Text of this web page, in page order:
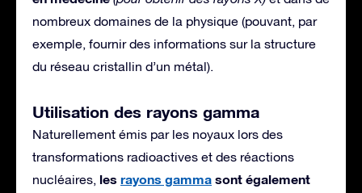
nombreux domaines de la physique (pouvant, par
exemple, fournir des informations sur la structure
du réseau cristallin d’un métal).
Utilisation des rayons gamma
Naturellement émis par les noyaux lors des
transformations radioactives et des réactions
nucléaires, les rayons gamma sont également